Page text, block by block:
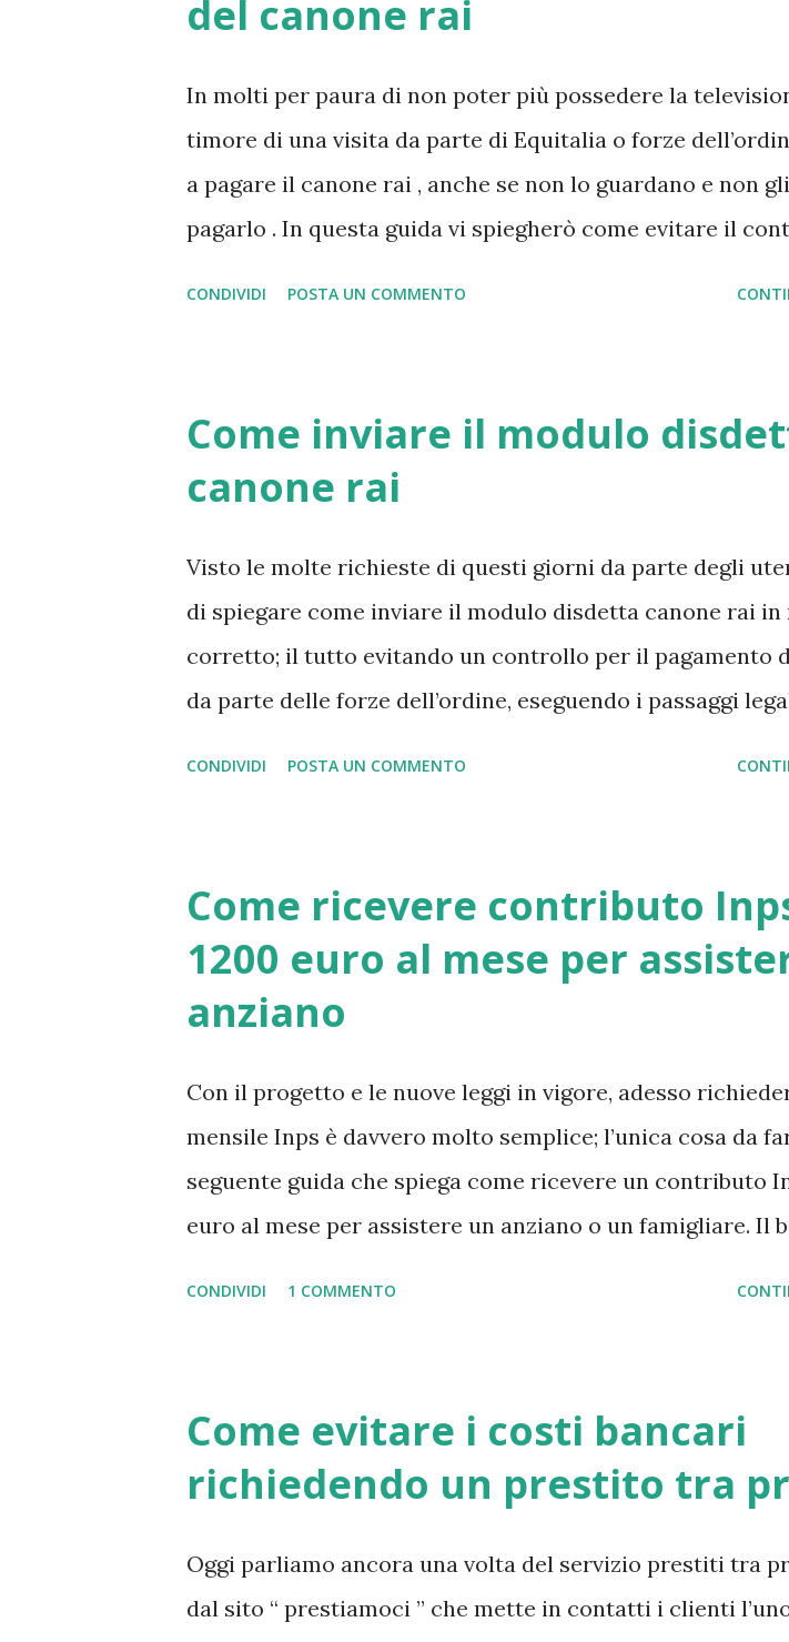
posti di lavoro in Italia. Per quanto riguarda gli istituti
cessione del loro lavoro ; i dati presentati sono i seguenti:
di lavoro disponibili per le cessioni di servizio scolastico
docenti italiani 10.000 posti di lavoro disponibili per tutti i
del canone rai
In molti per paura di non poter più possedere la
timore di una visita da parte di Equitalia o forze
a pagare il canone rai , anche se non lo guardano e non
pagarlo . In questa guida vi spiegherò come evitare il
del televisore . Il tutto lo si potrà fare semplicemente
raccomandata (andata e ritorno) indirizzata alla Rai ; alla
pagamento.
CONDIVIDI POSTA UN COMMENTO
Come inviare il modulo
canone rai
Visto le molte richieste di questi giorni da parte degli
di spiegare come inviare il modulo disdetta canone rai in
corretto; il tutto evitando un controllo per il pagamento
da parte delle forze dell’ordine, eseguendo i passaggi
documento vi consentirà di ovviare il segnale rai dalla
abitazione, mantenere il possesso del televisore ed
casa di incaricati rai o agenti di polizia.
CONDIVIDI POSTA UN COMMENTO
Come ricevere contributo
1200 euro al mese per
anziano
Con il progetto e le nuove leggi in vigore, adesso
mensile Inps è davvero molto semplice; l’unica cosa da
seguente guida che spiega come ricevere un contributo
euro al mese per assistere un anziano o un famigliare. Il
non più autosufficiente; il quale “appunto” necessita
di attenzioni e aiuti. Fatto ciò e siete realmente in
di conseguenza ricevere il contributo di 1.200 euro al
già indicato nel precedente articolo, il progetto si
CONDIVIDI 1 COMMENTO
Come evitare i costi bancari
richiedendo un prestito tra
Oggi parliamo ancora una volta del servizio prestiti tra
dal sito “ prestiamoci ” che mette in contatti i clienti